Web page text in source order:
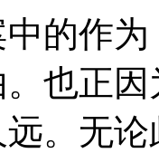
的作
也正
。无